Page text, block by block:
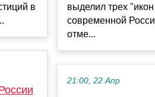
в
выделил трех
современной
отме...
21:00, 22 Апр